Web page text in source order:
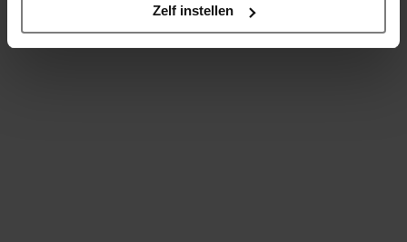
Zelf instellen